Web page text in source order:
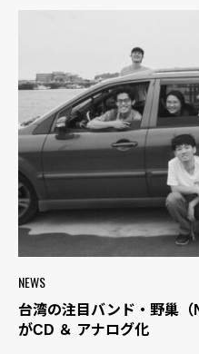
NEWS
台湾の注目バンド・野巢
がCD ＆ アナログ化